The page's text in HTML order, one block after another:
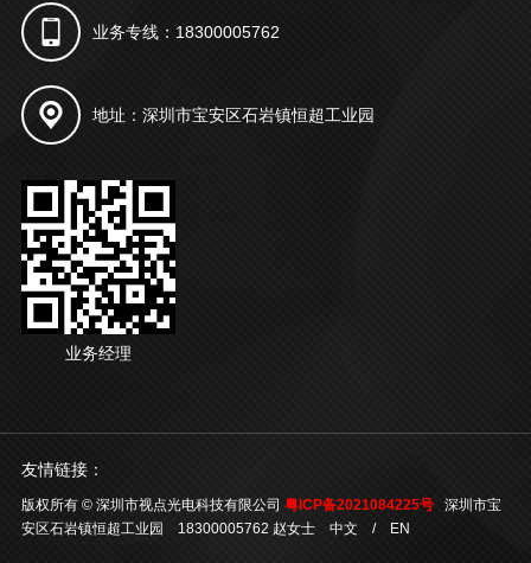
业务专线：18300005762
地址：深圳市宝安区石岩镇恒超工业园
业务经理
友情链接：
版权所有 © 深圳市视点光电科技有限公司 粤ICP备2021084225号深圳市宝
安区石岩镇恒超工业园 18300005762 赵女士 中文 / EN